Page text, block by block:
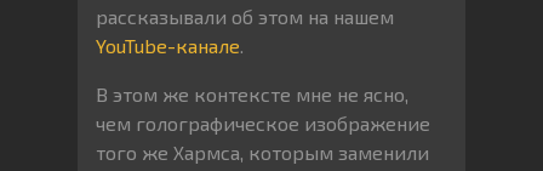
рассказывали об этом на нашем
YouTube-канале.
В этом же контексте мне не ясно,
чем голографическое изображение
того же Хармса, которым заменили